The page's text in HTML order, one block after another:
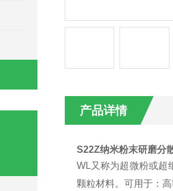
产品详情
S22Z纳米粉末研磨分
WL又称为超微粉或超
颗粒材料。可用于：